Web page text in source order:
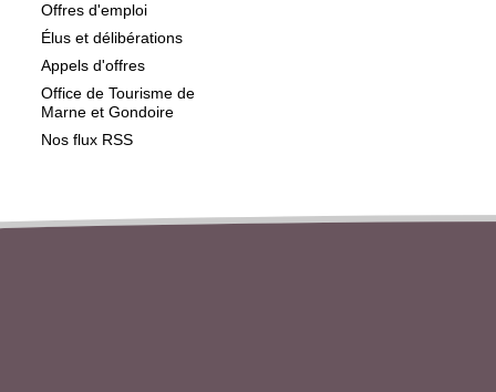
Offres d'emploi
Élus et délibérations
Appels d'offres
Office de Tourisme de
Marne et Gondoire
Nos flux RSS